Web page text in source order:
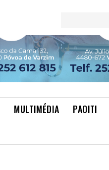
MULTIMÉDIA PAOITI